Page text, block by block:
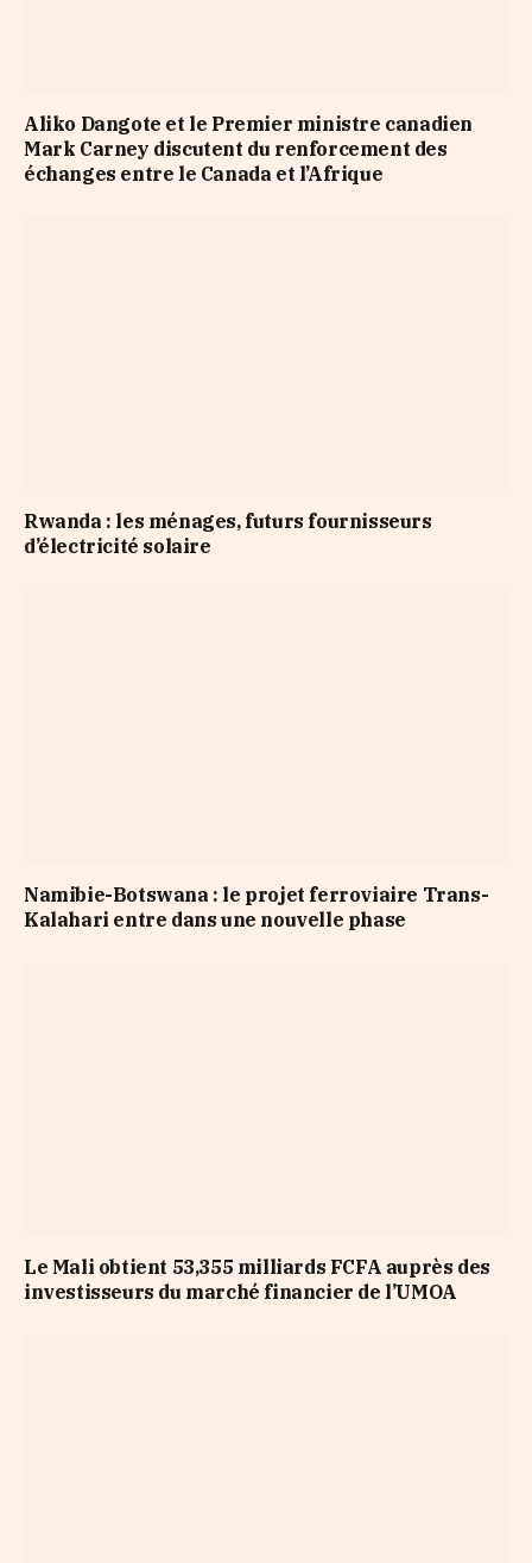
Aliko Dangote et le Premier ministre canadien
Mark Carney discutent du renforcement des
échanges entre le Canada et l’Afrique
Rwanda : les ménages, futurs fournisseurs
d’électricité solaire
Namibie-Botswana : le projet ferroviaire Trans-
Kalahari entre dans une nouvelle phase
Le Mali obtient 53,355 milliards FCFA auprès des
investisseurs du marché financier de l’UMOA